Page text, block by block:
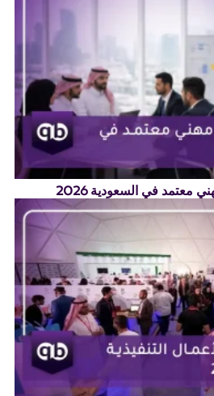
معتمد في السعودية 2026